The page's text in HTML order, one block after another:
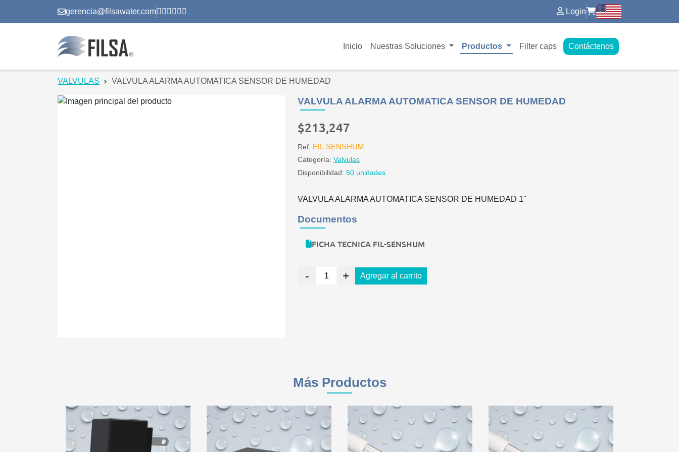
gerencia@filsawater.com Login
Inicio Nuestras Soluciones Productos Filter caps Contáctenos
VALVULAS VALVULA ALARMA AUTOMATICA SENSOR DE HUMEDAD
VALVULA ALARMA AUTOMATICA SENSOR DE HUMEDAD
$213,247
Ref: FIL-SENSHUM
Categoría: Valvulas
Disponibilidad: 50 unidades
VALVULA ALARMA AUTOMATICA SENSOR DE HUMEDAD 1"
Documentos
FICHA TECNICA FIL-SENSHUM
- + Agregar al carrito
Más Productos